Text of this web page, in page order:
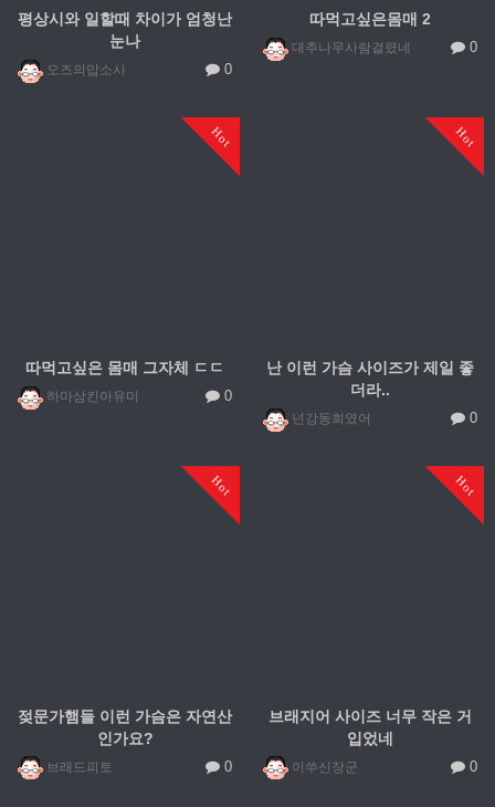
평상시와 일할때 차이가 엄청난
눈나
오즈의맙소사 0
따먹고싶은몸매 2
대추나무사람걸렸네 0
Hot
따먹고싶은 몸매 그자체 ㄷㄷ
하마삼킨아유미 0
Hot
난 이런 가슴 사이즈가 제일 좋
더라..
넌강동희였어 0
Hot
젖문가햄들 이런 가슴은 자연산
인가요?
브래드피토 0
Hot
브래지어 사이즈 너무 작은 거
입었네
이쑤신장군 0